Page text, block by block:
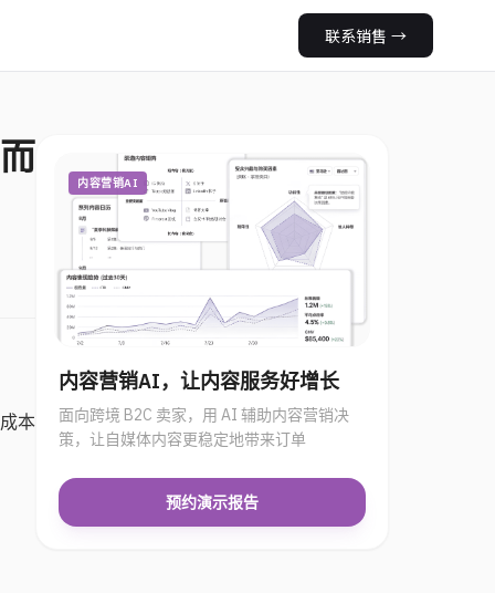
联系销售 →
本
内容营销AI
内容营销AI，让内容服务好增长
面向跨境 B2C 卖家，用 AI 辅助内容营销决
策，让自媒体内容更稳定地带来订单
预约演示报告